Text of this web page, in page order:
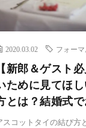
2020.03.02 フォーマ
【新郎＆ゲスト
ために見てほ
とは？結婚式
スコットタイの結び方